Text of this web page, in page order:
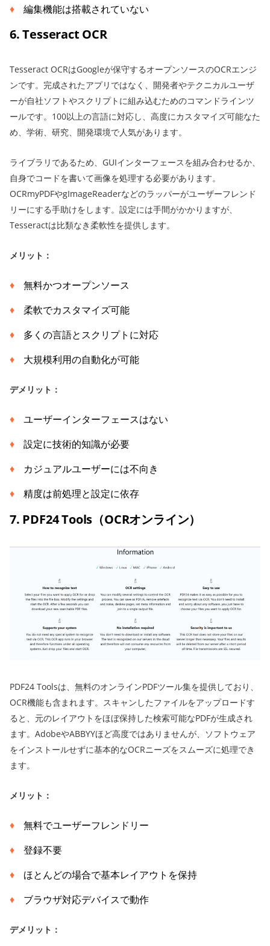
編集機能は搭載されていない
6. Tesseract OCR
Tesseract OCRはGoogleが保守するオープンソースのOCRエンジ
ンです。完成されたアプリではなく、開発者やテクニカルユーザ
ーが自社ソフトやスクリプトに組み込むためのコマンドラインツ
ールです。100以上の言語に対応し、高度にカスタマイズ可能なた
め、学術、研究、開発環境で人気があります。
ライブラリであるため、GUIインターフェースを組み合わせるか、
自身でコードを書いて画像を処理する必要があります。
OCRmyPDFやgImageReaderなどのラッパーがユーザーフレンド
リーにする手助けをします。設定には手間がかかりますが、
Tesseractは比類なき柔軟性を提供します。
メリット：
無料かつオープンソース
柔軟でカスタマイズ可能
多くの言語とスクリプトに対応
大規模利用の自動化が可能
デメリット：
ユーザーインターフェースはない
設定に技術的知識が必要
カジュアルユーザーには不向き
精度は前処理と設定に依存
7. PDF24 Tools（OCRオンライン）
PDF24 Toolsは、無料のオンラインPDFツール集を提供しており、
OCR機能も含まれます。スキャンしたファイルをアップロードす
ると、元のレイアウトをほぼ保持した検索可能なPDFが生成され
ます。AdobeやABBYYほど高度ではありませんが、ソフトウェア
をインストールせずに基本的なOCRニーズをスムーズに処理でき
ます。
メリット：
無料でユーザーフレンドリー
登録不要
ほとんどの場合で基本レイアウトを保持
ブラウザ対応デバイスで動作
デメリット：